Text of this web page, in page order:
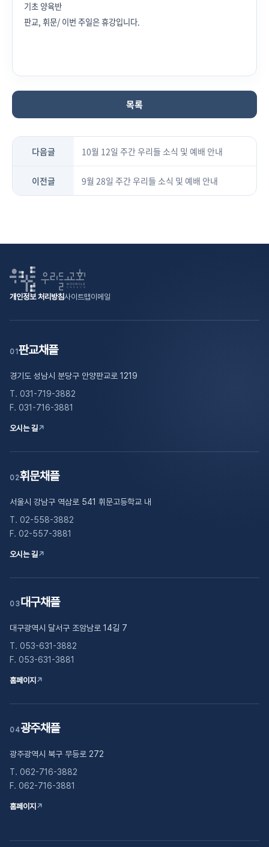
기초 양육반
판교, 휘문/ 이번 주일은 휴강입니다.
목록
다음글 10월 12일 주간 우리들 소식 및 예배 안내
이전글 9월 28일 주간 우리들 소식 및 예배 안내
개인정보 처리방침사이트맵이메일
01 판교채플
경기도 성남시 분당구 안양판교로 1219
T. 031-719-3882
F. 031-716-3881
오시는 길↗
02휘문채플
서울시 강남구 역삼로 541 휘문고등학교 내
T. 02-558-3882
F. 02-557-3881
오시는 길↗
03대구채플
대구광역시 달서구 조암남로 14길 7
T. 053-631-3882
F. 053-631-3881
홈페이지 ↗
04광주채플
광주광역시 북구 무등로 272
T. 062-716-3882
F. 062-716-3881
홈페이지 ↗